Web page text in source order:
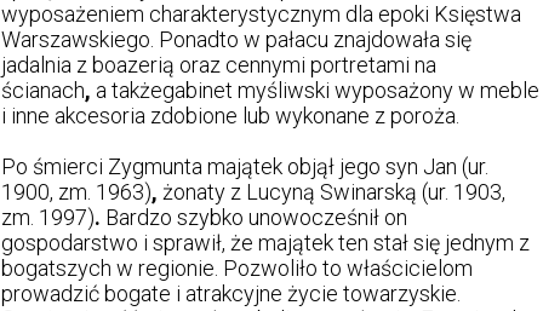
wyposażeniem charakterystycznym dla epoki Księstwa
Warszawskiego. Ponadto w pałacu znajdowała się
jadalnia z boazerią oraz cennymi portretami na
ścianach, a takżegabinet myśliwski wyposażony w meble
i inne akcesoria zdobione lub wykonane z poroża.
Po śmierci Zygmunta majątek objął jego syn Jan (ur.
1900, zm. 1963), żonaty z Lucyną Swinarską (ur. 1903,
zm. 1997). Bardzo szybko unowocześnił on
gospodarstwo i sprawił, że majątek ten stał się jednym z
bogatszych w regionie. Pozwoliło to właścicielom
prowadzić bogate i atrakcyjne życie towarzyskie.